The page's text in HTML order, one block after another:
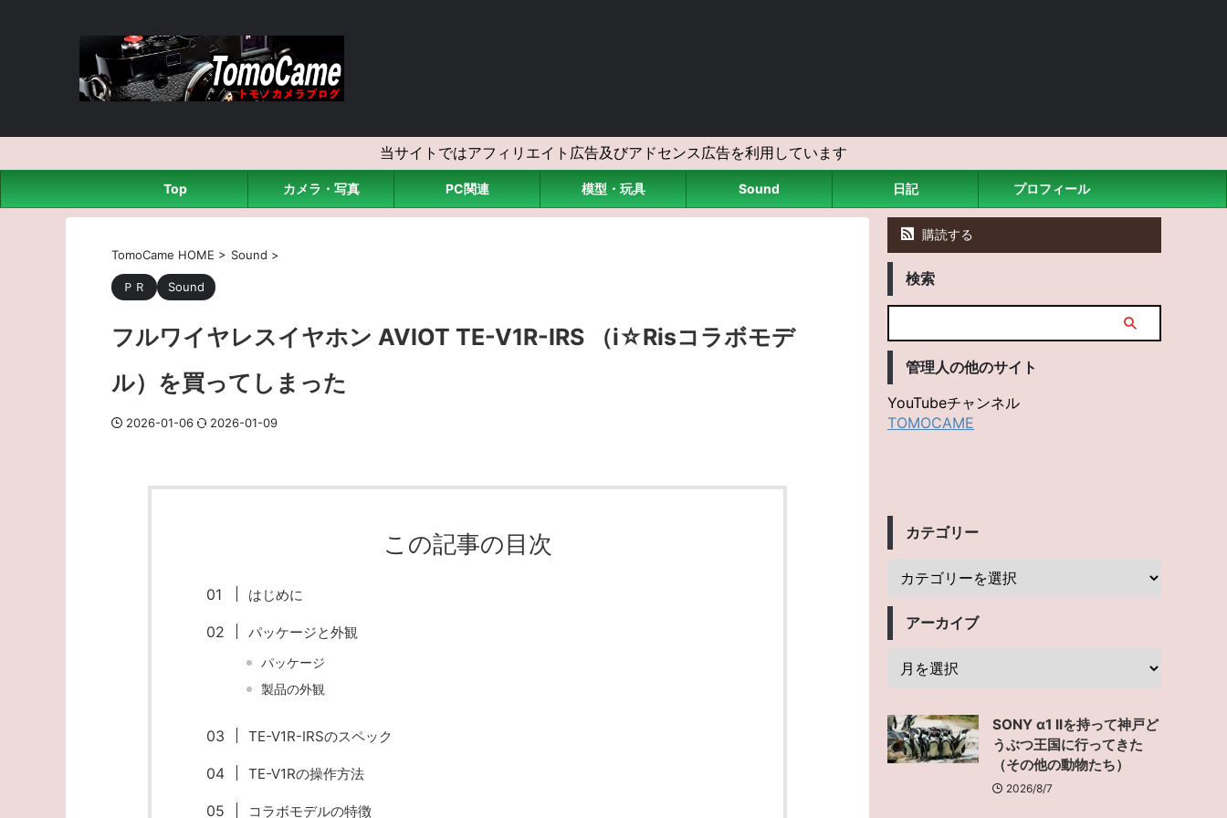
当サイトではアフィリエイト広告及びアドセンス広告を利用しています
Top カメラ・写真 PC関連 模型・玩具 Sound 日記 プロフィール
TomoCame HOME > Sound >
ＰＲ Sound
フルワイヤレスイヤホン AVIOT TE-V1R-IRS （i☆Risコラボモデ
ル）を買ってしまった
2026-01-06 2026-01-09
この記事の目次
はじめに
パッケージと外観
パッケージ
製品の外観
TE-V1R-IRSのスペック
TE-V1Rの操作方法
コラボモデルの特徴
購読する
検索
管理人の他のサイト
YouTubeチャンネル
TOMOCAME
カテゴリー
アーカイブ
SONY α1 IIを持って神戸ど
うぶつ王国に行ってきた
（その他の動物たち）
2026/8/7